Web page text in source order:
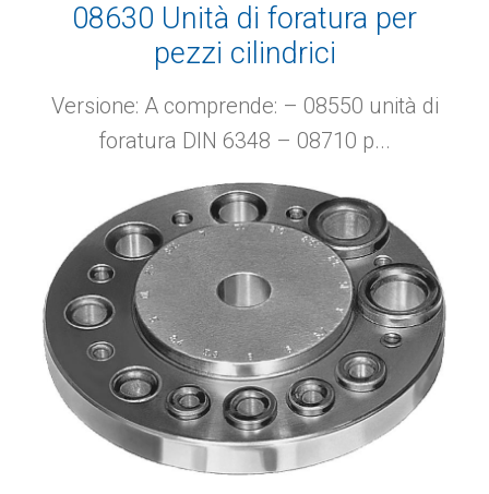
08630 Unità di foratura per
pezzi cilindrici
Versione: A comprende: – 08550 unità di
foratura DIN 6348 – 08710 p...